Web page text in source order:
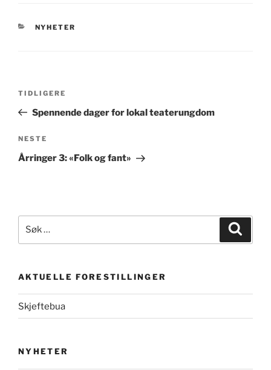
KATEGORIER
NYHETER
Forrige
innlegg
TIDLIGERE
Spennende dager for lokal teaterungdom
Neste
innlegg
NESTE
Årringer 3: «Folk og fant»
etter:
AKTUELLE FORESTILLINGER
Skjeftebua
NYHETER